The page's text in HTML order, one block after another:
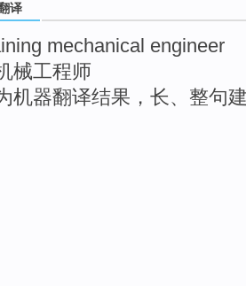
译
mechanical engineer
械工程师
机器翻译结果，长、整句